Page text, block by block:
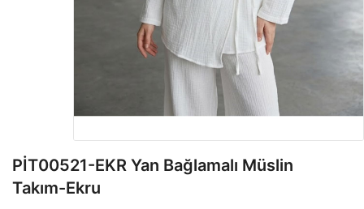
PİT00521-EKR Yan Bağlamalı Müslin
Takım-Ekru